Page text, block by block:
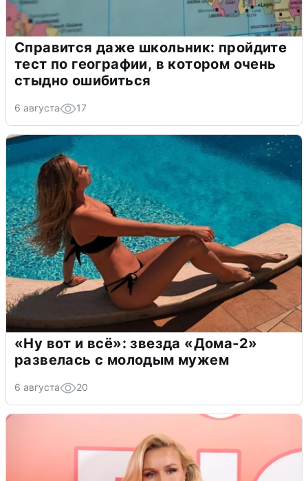
Справится даже школьник: пройдите
тест по географии, в котором очень
стыдно ошибиться
6 августа 17
«Ну вот и всё»: звезда «Дома-2»
развелась с молодым мужем
6 августа 20